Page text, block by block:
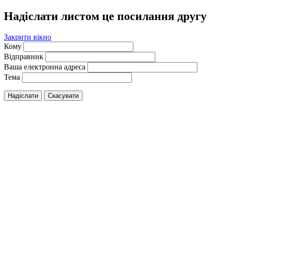
Надіслати листом це посилання другу
Закрити вікно
Кому
Відправник
Ваша електронна адреса
Тема
Надіслати Скасувати